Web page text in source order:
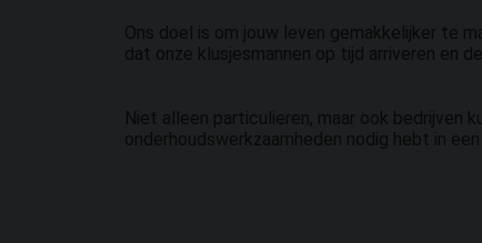
Ons doel is om jouw leven gemakkelijker te
dat onze klusjesmannen op tijd arriveren en
Niet alleen particulieren, maar ook bedrijven
onderhoudswerkzaamheden nodig hebt in